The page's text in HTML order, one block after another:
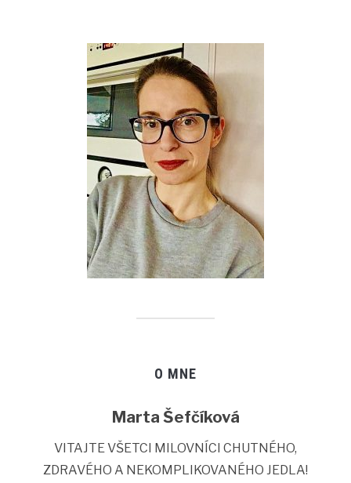
O MNE
Marta Šefčíková
VITAJTE VŠETCI MILOVNÍCI CHUTNÉHO,
ZDRAVÉHO A NEKOMPLIKOVANÉHO JEDLA!